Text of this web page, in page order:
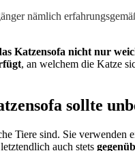
nämlich
Katzensofa nicht nur
, an welchem die Katze
sollte
Tiere sind. Sie
auch stets